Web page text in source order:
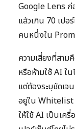
Google Lens
แล้วเกิน 70 เปอ
คนหนึ่งใน
ความเสี่ยงที่สา
หรือห้ามใช้ AI ใ
แต่ต้องระบุชัดเ
อยู่ใน
ให้ใช้ AI เป็นเค